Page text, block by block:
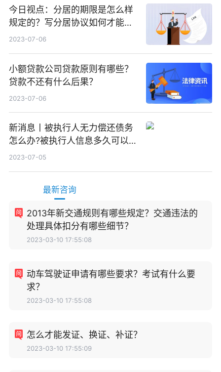
今日视点：分居的期限是怎么样
规定的？写分居协议如何才能有
效？
2023-07-06
小额贷款公司贷款原则有哪些？
贷款不还有什么后果？
2023-07-06
新消息丨被执行人无力偿还债务
怎么办?被执行人信息多久可以
消除?
2023-07-05
最新咨询
2013年新交通规则有哪些规定？交通违法的
处理具体扣分有哪些细节？
2023-03-10 17:55:08
动车驾驶证申请有哪些要求？考试有什么要
求？
2023-03-10 17:55:08
怎么才能发证、换证、补证？
2023-03-10 17:55:09